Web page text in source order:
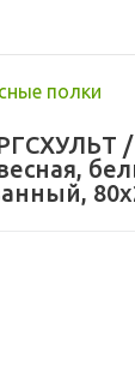
полки